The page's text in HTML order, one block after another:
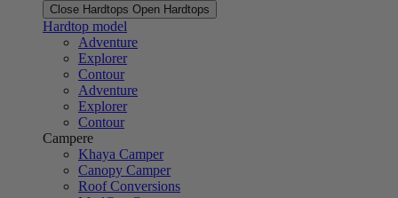
Close Hardtops Open Hardtops
Hardtop model
Adventure
Explorer
Contour
Adventure
Explorer
Contour
Campere
Khaya Camper
Canopy Camper
Roof Conversions